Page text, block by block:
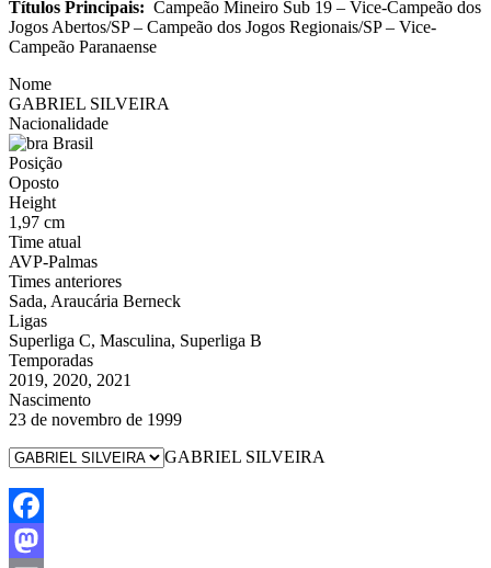
Títulos Principais: Campeão Mineiro Sub 19 – Vice-Campeão dos
Jogos Abertos/SP – Campeão dos Jogos Regionais/SP – Vice-
Campeão Paranaense
Nome
GABRIEL SILVEIRA
Nacionalidade
Brasil
Posição
Oposto
Height
1,97 cm
Time atual
AVP-Palmas
Times anteriores
Sada, Araucária Berneck
Ligas
Superliga C, Masculina, Superliga B
Temporadas
2019, 2020, 2021
Nascimento
23 de novembro de 1999
GABRIEL SILVEIRA
Facebook